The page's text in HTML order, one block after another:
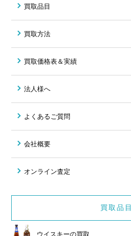
買取品目
買取方法
買取価格表＆実績
法人様へ
よくあるご質問
会社概要
オンライン査定
買取品目
ウイスキーの買取